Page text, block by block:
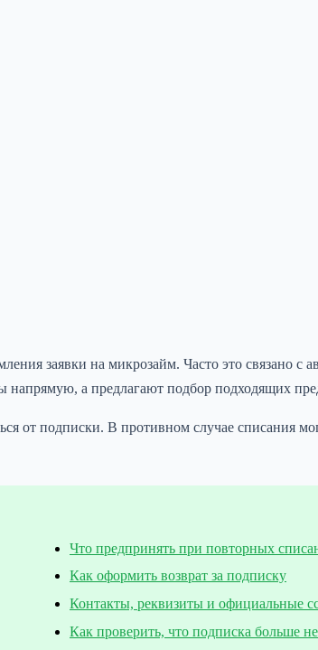
заявки на микрозайм. Часто это связано с
а предлагают подбор подходящих
от подписки. В противном случае списания
Что предпринять при повторных
Как оформить возврат за подписку
Контакты, реквизиты и официальные
Как проверить, что подписка больше